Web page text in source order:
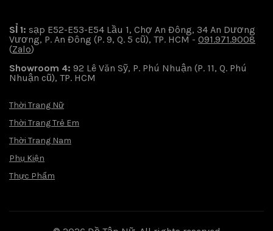
SỈ 1: sạp E52-E53-E54 Lầu 1, Chợ An Đông, 34 An Dương
Vương, P. An Đông (P. 9, Q. 5 cũ), TP. HCM - 091.971.9008
(Zalo)
Showroom 4: 92 Lê Văn Sỹ, P. Phú Nhuận (P. 11, Q. Phú
Nhuận cũ), TP. HCM
Thời Trang Nữ
Thời Trang Trẻ Em
Thời Trang Nam
Phụ Kiện
Thực Phẩm